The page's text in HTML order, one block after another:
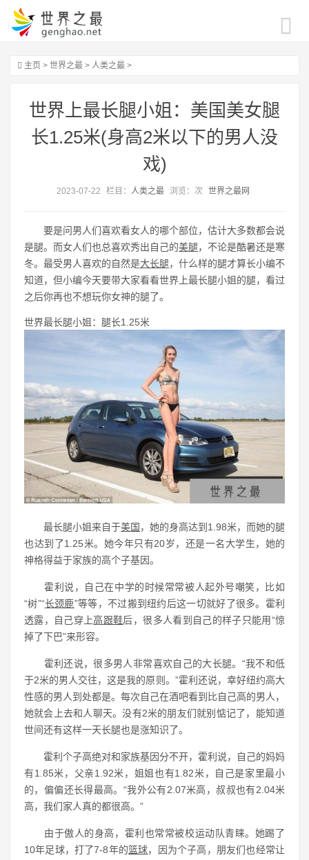
主页 > 世界之最 > 人类之最 >
世界上最长腿小姐：美国美女腿
长1.25米(身高2米以下的男人没
戏)
2023-07-22 栏目： 人类之最 浏览： 次 世界之最网
要是问男人们喜欢看女人的哪个部位，估计大多数都会说
是腿。而女人们也总喜欢秀出自己的美腿，不论是酷暑还是寒
冬。最受男人喜欢的自然是大长腿，什么样的腿才算长小编不
知道，但小编今天要带大家看看世界上最长腿小姐的腿，看过
之后你再也不想玩你女神的腿了。
世界最长腿小姐：腿长1.25米
最长腿小姐来自于美国 ，她的身高达到1.98米，而她的腿
也达到了1.25米。她今年只有20岁，还是一名大学生，她的
神格得益于家族的高个子基因。
霍利说，自己在中学的时候常常被人起外号嘲笑，比如
“树”“长颈鹿”等等，不过搬到纽约后这一切就好了很多。霍利
透露，自己穿上高跟鞋后，很多人看到自己的样子只能用“惊
掉了下巴”来形容。
霍利还说，很多男人非常喜欢自己的大长腿。“我不和低
于2米的男人交往，这是我的原则。”霍利还说，幸好纽约高大
性感的男人到处都是。每次自己在酒吧看到比自己高的男人，
她就会上去和人聊天。没有2米的朋友们就别惦记了，能知道
世间还有这样一天长腿也是涨知识了。
霍利个子高绝对和家族基因分不开，霍利说，自己的妈妈
有1.85米，父亲1.92米，姐姐也有1.82米，自己是家里最小
的，偏偏还长得最高。“我外公有2.07米高，叔叔也有2.04米
高，我们家人真的都很高。”
由于傲人的身高，霍利也常常被校运动队青睐。她踢了
10年足球，打了7-8年的篮球，因为个子高，朋友们也经常让